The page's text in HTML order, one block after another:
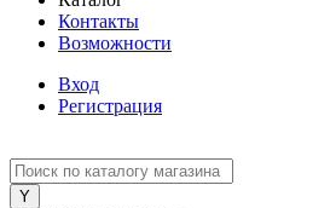
Контакты
Возможности
Вход
Регистрация